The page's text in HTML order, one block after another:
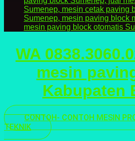
WA
mesin
Kabupaten
CONTOH- CONTOH MESIN
TEKNIK